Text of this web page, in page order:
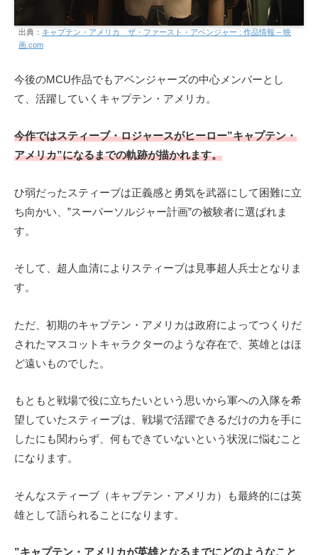
出典： キャプテン・アメリカ ザ・ファースト・アベンジャー : 作品情報 – 映
画.com
今後のMCU作品でもアベンジャーズの中心メンバーとし
て、活躍していくキャプテン・アメリカ。
今作ではスティーブ・ロジャースがヒーロー”キャプテン・
アメリカ”になるまでの軌跡が描かれます。
ひ弱だったスティーブは正義感と勇気を武器にして困難に立
ち向かい、”スーパーソルジャー計画”の被験者に選ばれま
す。
そして、超人血清によりスティーブは見事超人兵士となりま
す。
ただ、初期のキャプテン・アメリカは政府によってつくりだ
されたマスコットキャラクターのような存在で、英雄とはほ
ど遠いものでした。
もともと戦場で役に立ちたいという思いから軍への入隊を希
望していたスティーブは、戦場で活躍できるだけの力を手に
したにも関わらず、何もできていないという状況に悩むこと
になります。
そんなスティーブ（キャプテン・アメリカ）も最終的には英
雄として語られることになります。
”キャプテン・アメリカが英雄となるまでにどのようなこと